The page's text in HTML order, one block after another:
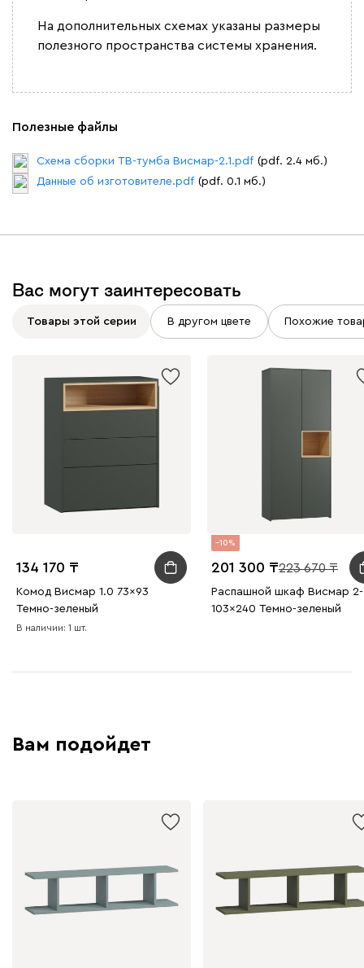
На дополнительных схемах указаны размеры
полезного пространства системы хранения.
Полезные файлы
Схема сборки ТВ-тумба Висмар-2.1.pdf (pdf. 2.4 мб.)
Данные об изготовителе.pdf (pdf. 0.1 мб.)
Вас могут заинтересовать
Товары этой серии В другом цвете Похожие
134 170
Комод Висмар 1.0 73x93
Темно-зеленый
В наличии: 1 шт.
10
201 300 223 670
Распашной шкаф Висмар 2-
103x240 Темно-зеленый
Вам подойдет